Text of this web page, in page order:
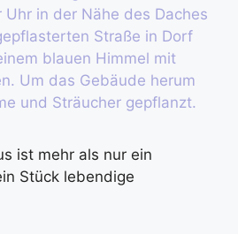
ist mehr als nur ein
Stück lebendige